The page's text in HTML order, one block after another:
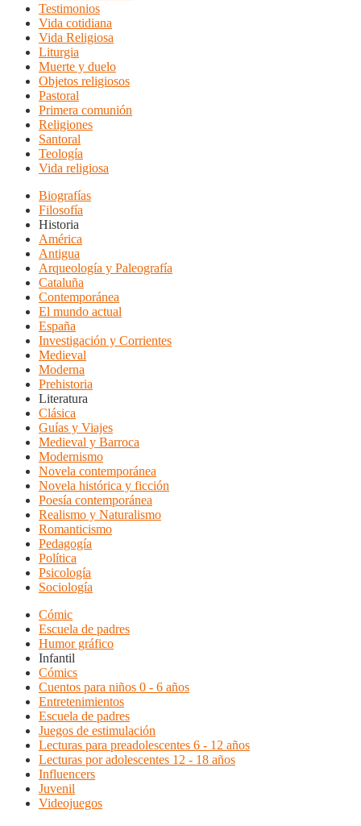
Testimonios
Vida cotidiana
Vida Religiosa
Liturgia
Muerte y duelo
Objetos religiosos
Pastoral
Primera comunión
Religiones
Santoral
Teología
Vida religiosa
Biografías
Filosofía
Historia
América
Antigua
Arqueología y Paleografía
Cataluña
Contemporánea
El mundo actual
España
Investigación y Corrientes
Medieval
Moderna
Prehistoria
Literatura
Clásica
Guías y Viajes
Medieval y Barroca
Modernismo
Novela contemporánea
Novela histórica y ficción
Poesía contemporánea
Realismo y Naturalismo
Romanticismo
Pedagogía
Política
Psicología
Sociología
Cómic
Escuela de padres
Humor gráfico
Infantil
Cómics
Cuentos para niños 0 - 6 años
Entretenimientos
Escuela de padres
Juegos de estimulación
Lecturas para preadolescentes 6 - 12 años
Lecturas por adolescentes 12 - 18 años
Influencers
Juvenil
Videojuegos